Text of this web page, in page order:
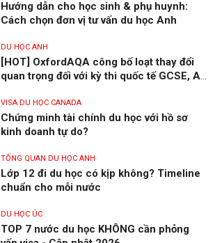
Hướng dẫn cho học sinh & phụ huynh:
Cách chọn đơn vị tư vấn du học Anh
DU HỌC ANH
[HOT] OxfordAQA công bố loạt thay đổi
quan trọng đối với kỳ thi quốc tế GCSE, AS
VISA DU HỌC CANADA
Chứng minh tài chính du học với hồ sơ
kinh doanh tự do?
TỔNG QUAN DU HỌC ANH
Lớp 12 đi du học có kịp không? Timeline
chuẩn cho mỗi nước
DU HỌC ÚC
TOP 7 nước du học KHÔNG cần phỏng